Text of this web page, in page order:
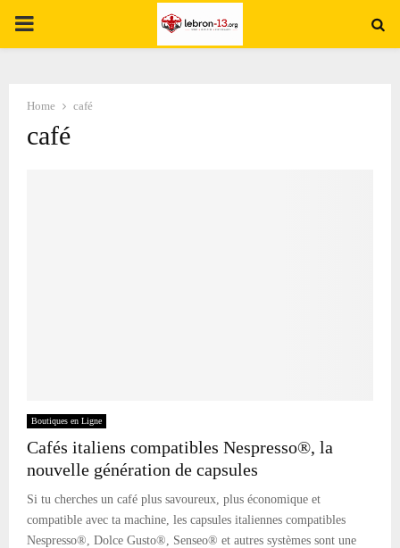
PRIMARY
Home café
café
Boutiques en Ligne
Cafés italiens compatibles Nespresso®, la
nouvelle génération de capsules
Si tu cherches un café plus savoureux, plus économique et
compatible avec ta machine, les capsules italiennes compatibles
Nespresso®, Dolce Gusto®, Senseo® et autres systèmes sont une